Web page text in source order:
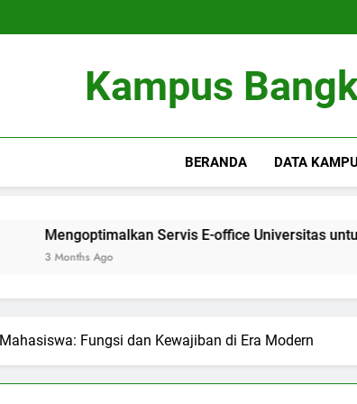
Kampus
BERANDA DATA
Servis E-office Universitas untuk
Fungsi dan Kewajiban di Era Modern